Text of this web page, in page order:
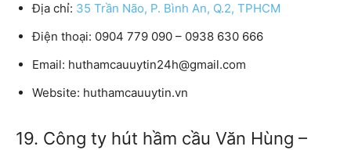
Địa chỉ: 35 Trần Não, P. Bình An, Q.2, TPHCM
Điện thoại: 0904 779 090 – 0938 630 666
Email: huthamcauuytin24h@gmail.com
Website: huthamcauuytin.vn
19. Công ty hút hầm cầu Văn Hùng –